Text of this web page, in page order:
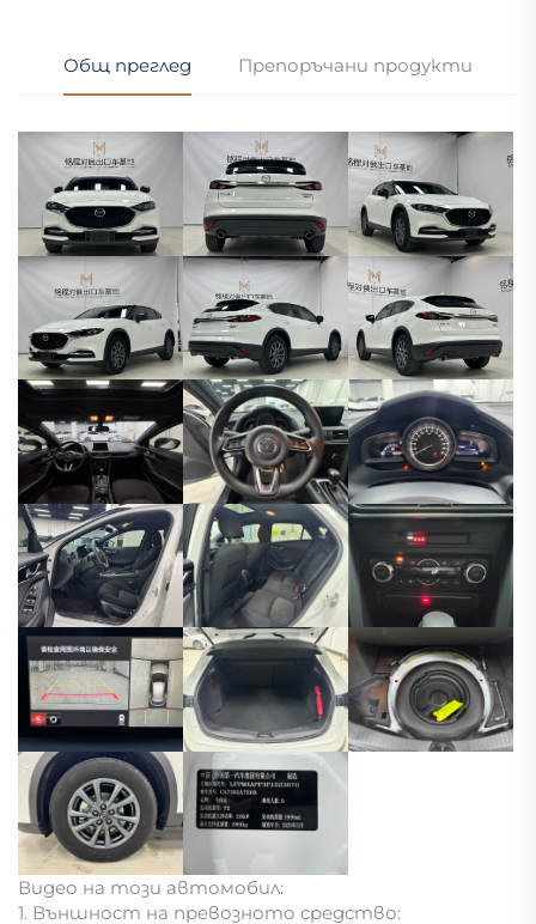
Общ преглед Препоръчани продукти
Видео на този автомобил:
1. Външност на превозното средство: